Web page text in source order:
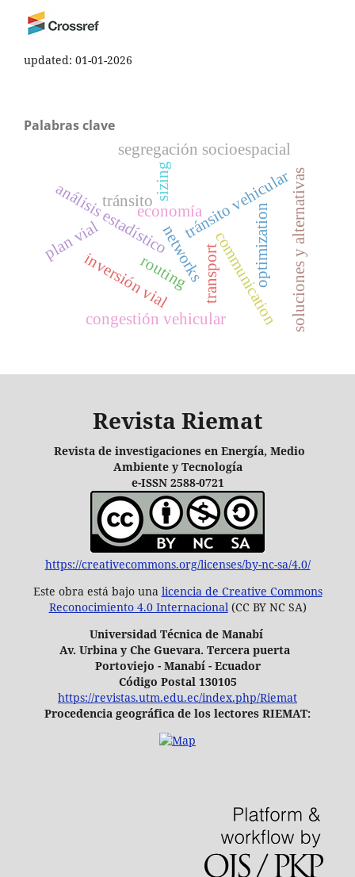
updated: 01-01-2026
Palabras clave
inversión vial
análisis estadísticoeconomía
plan vial
tránsito tránsito vehicularsoluciones y alternativas
communication
networks optimization
routing
sizing
transport
segregación socioespacial
congestión vehicular
Revista Riemat
Revista de investigaciones en Energía, Medio
Ambiente y Tecnología
e-ISSN 2588-0721
https://creativecommons.org/licenses/by-nc-sa/4.0/
Este obra está bajo una licencia de Creative Commons
Reconocimiento 4.0 Internacional(CC BY NC SA)
Universidad Técnica de Manabí
Av. Urbina y Che Guevara. Tercera puerta
Portoviejo - Manabí - Ecuador
Código Postal 130105
https://revistas.utm.edu.ec/index.php/Riemat
Procedencia geográfica de los lectores RIEMAT: